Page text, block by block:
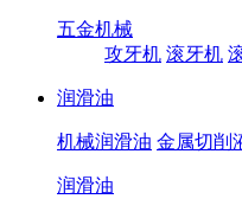
五金机械
攻牙机 滚牙机
润滑油
机械润滑油 金属切削
润滑油